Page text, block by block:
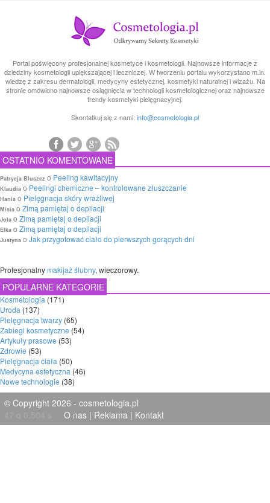
Portal poświęcony profesjonalnej kosmetyce i kosmetologii. Najnowsze informacje z
dziedziny kosmetologii upiększającej i leczniczej. W tworzeniu portalu wykorzystano m.in.
wiedzę z zakresu dermatologii, medycyny estetycznej, kosmetyki naturalnej i wizażu. Na
stronie omówiono najnowsze osiągnięcia w technologii kosmetologicznej oraz najnowsze
trendy kosmetyki pielęgnacyjnej.
Skontatkuj się z nami: info@cosmetologia.pl
OSTATNIO KOMENTOWANE
Patrycja Bluszcz o Peeling kawitacyjny
Klaudia o Peelingi chemiczne – kontrolowane złuszczanie
Hania o Pielęgnacja skóry wrażliwej
Misia o Zimą pamiętaj o depilacji
Jola o Zimą pamiętaj o depilacji
Elka o Zimą pamiętaj o depilacji
Justyna o Jak przygotować ciało do pierwszych gorących dni
Profesjonalnymakijaż ślubny, wieczorowy.
POPULARNE KATEGORIE
Kosmetologia (171)
Uroda (137)
Pielęgnacja twarzy (65)
Zabiegi kosmetyczne (54)
Artykuły prasowe (53)
Zdrowie (53)
Pielęgnacja ciała (50)
Medycyna estetyczna (46)
Nowe technologie (38)
© Copyright 2026 - cosmetologia.pl
O nas | Reklama | Kontakt